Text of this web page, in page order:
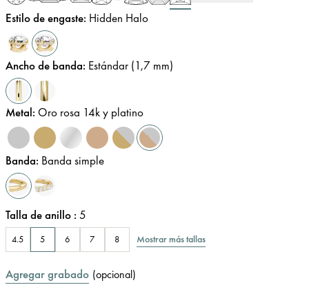
Estilo de engaste: Hidden Halo
Ancho de banda: Estándar (1,7 mm)
Metal: Oro rosa 14k y platino
Banda: Banda simple
Talla de anillo : 5
4.5 5 6 7 8 Mostrar más tallas
Agregar grabado (opcional)